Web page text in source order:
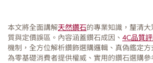
本文將全面講解天然鑽石的專業知識，釐清
質與定價誤區。內容涵蓋鑽石成因、 4C品質
機制，全方位解析鑽飾選購邏輯、真偽鑑定方
為零基礎消費者提供權威、實用的鑽石選購參